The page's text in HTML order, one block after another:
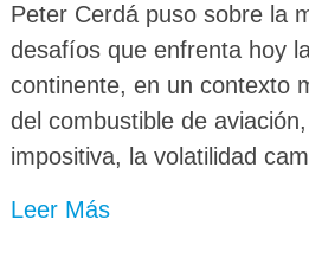
Peter Cerdá puso sobre la
desafíos que enfrenta hoy
continente, en un contexto
del combustible de
impositiva, la volatilidad
Leer Más